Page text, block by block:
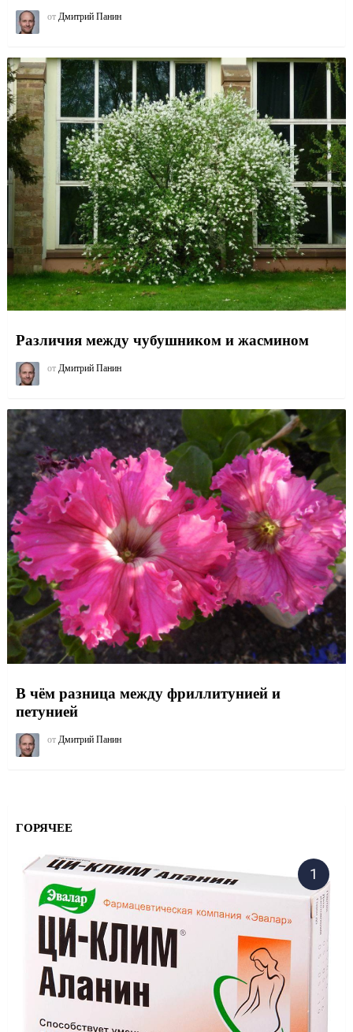
от Дмитрий Панин
Различия между чубушником и жасмином
от Дмитрий Панин
В чём разница между фриллитунией и
петунией
от Дмитрий Панин
ГОРЯЧЕЕ